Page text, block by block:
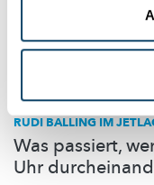
RUDI BALLING IM
Was passiert,
Uhr